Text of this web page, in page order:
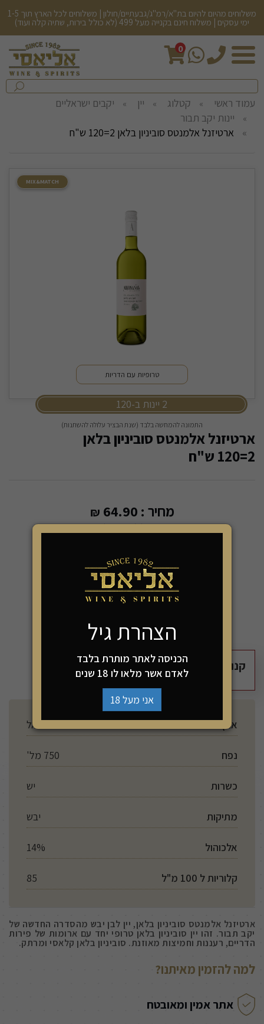
משלוחים מהיום להיום בת"א/רמ"ג/גבעתיים/חולון | משלוחים לכל הארץ תוך 1-5
ימי עסקים | משלוח חינם בקנייה מעל 499 (לא כולל בירות, שתיה קלה ועוד)
0
חיפש
בחנות...
עמוד ראשי קטלוג יין
יקבים ישראליים
יינות יקב תבור
ארטיזנל אלמנטס סוביניון בלאן 2=120 ש"ח
MIX&MATCH
טרופיות עם הדריות
2 יינות ב-120
התמונה להמחשה בלבד (שנת הבציר עלולה להשתנות)
ארטיזנל אלמנטס סוביניון בלאן
2=120 ש"ח
מחיר : 64.90
₪
8.65 שקל ל 100 מ"ל
+
-
הוספה לסל
קנו 2 יחידות מהמוצר זה ושלמו רק 120₪
ארץ ייצור ישראל
נפח 750 מל'
כשרות יש
מתיקות יבש
אלכוהול 14%
קלוריות ל 100 מ"ל 85
ארטיזנל אלמנטס סוביניון בלאן, יין לבן יבש מהסדרה החדשה של
יקב תבור. זהו יין סוביניון בלאן טרופי יחד עם ארומות של פירות
הדריים, רעננות וחמיצות מאוזנת. סוביניון בלאן קלאסי ומרתק.
למה להזמין מאיתנו?
אתר אמין ומאובטח
הצהרת גיל
הכניסה לאתר מותרת בלבד
לאדם אשר מלאו לו 18 שנים
אני מעל 18